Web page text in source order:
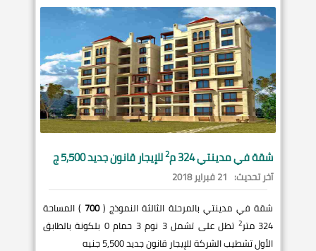
شقة فيمدينتي324 م 2للإيجار قانون جديد 5,500 ج
آخر تحديث: 21 فبراير 2018
شقة في مدينتي بالمرحلة الثالثة النموذج (700 ) المساحة
324 متر
2
تطل على تشمل 3 نوم 3 حمام 0 بلكونة بالطابق
الأول تشطيب الشركة للإيجار قانون جديد 5,500 جنيه